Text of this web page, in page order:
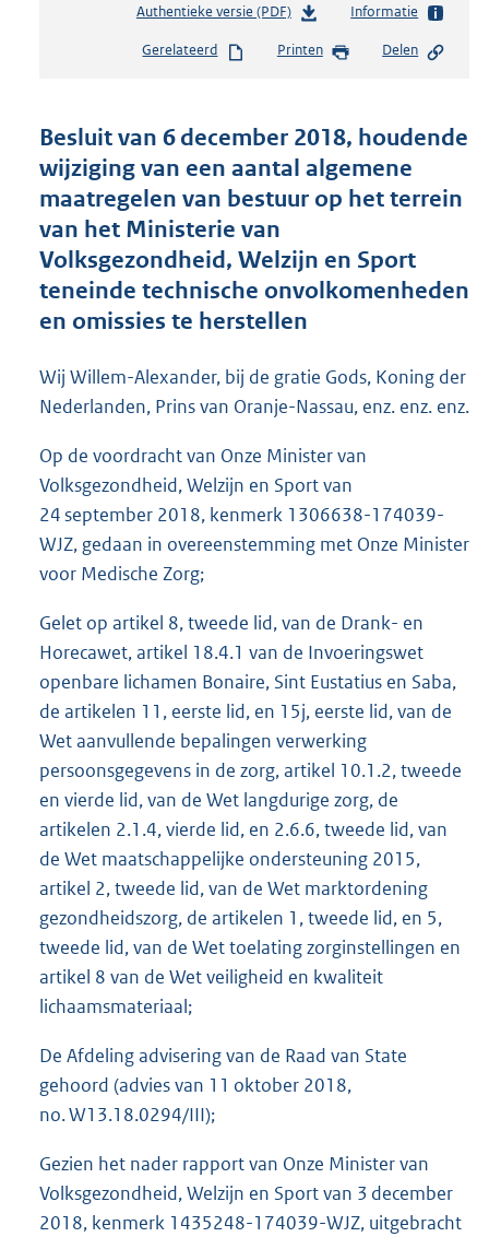
Authentieke versie (PDF)b
s
n
d
s
g
o
t
e
6
2
Informatie
Gerelateerd Printen Delen
Besluit van 6 december 2018, houdende
wijziging van een aantal algemene
maatregelen van bestuur op het terrein
van het Ministerie van
Volksgezondheid, Welzijn en Sport
teneinde technische onvolkomenheden
en omissies te herstellen
Wij Willem-Alexander, bij de gratie Gods, Koning der
Nederlanden, Prins van Oranje-Nassau, enz. enz. enz.
Op de voordracht van Onze Minister van
Volksgezondheid, Welzijn en Sport van
24 september 2018, kenmerk 1306638-174039-
WJZ, gedaan in overeenstemming met Onze Minister
voor Medische Zorg;
Gelet op artikel 8, tweede lid, van de Drank- en
Horecawet, artikel 18.4.1 van de Invoeringswet
openbare lichamen Bonaire, Sint Eustatius en Saba,
de artikelen 11, eerste lid, en 15j, eerste lid, van de
Wet aanvullende bepalingen verwerking
persoonsgegevens in de zorg, artikel 10.1.2, tweede
en vierde lid, van de Wet langdurige zorg, de
artikelen 2.1.4, vierde lid, en 2.6.6, tweede lid, van
de Wet maatschappelijke ondersteuning 2015,
artikel 2, tweede lid, van de Wet marktordening
gezondheidszorg, de artikelen 1, tweede lid, en 5,
tweede lid, van de Wet toelating zorginstellingen en
artikel 8 van de Wet veiligheid en kwaliteit
lichaamsmateriaal;
De Afdeling advisering van de Raad van State
gehoord (advies van 11 oktober 2018,
no. W13.18.0294/III);
Gezien het nader rapport van Onze Minister van
Volksgezondheid, Welzijn en Sport van 3 december
2018, kenmerk 1435248-174039-WJZ, uitgebracht